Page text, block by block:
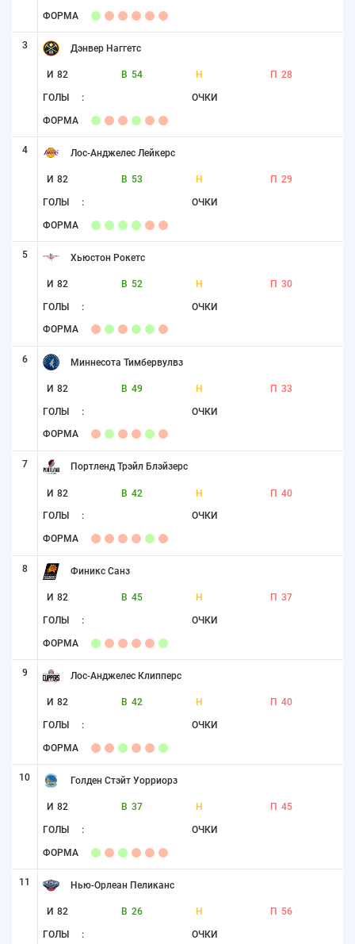
ФОРМА
3 Дэнвер Наггетс
И 82 В 54 Н П 28
ГОЛЫ : ОЧКИ
ФОРМА
4 Лос-Анджелес Лейкерс
И 82 В 53 Н П 29
ГОЛЫ : ОЧКИ
ФОРМА
5 Хьюстон Рокетс
И 82 В 52 Н П 30
ГОЛЫ : ОЧКИ
ФОРМА
6 Миннесота Тимбервулвз
И 82 В 49 Н П 33
ГОЛЫ : ОЧКИ
ФОРМА
7 Портленд Трэйл Блэйзерс
И 82 В 42 Н П 40
ГОЛЫ : ОЧКИ
ФОРМА
8 Финикс Санз
И 82 В 45 Н П 37
ГОЛЫ : ОЧКИ
ФОРМА
9 Лос-Анджелес Клипперс
И 82 В 42 Н П 40
ГОЛЫ : ОЧКИ
ФОРМА
10 Голден Стэйт Уорриорз
И 82 В 37 Н П 45
ГОЛЫ : ОЧКИ
ФОРМА
11 Нью-Орлеан Пеликанс
И 82 В 26 Н П 56
ГОЛЫ : ОЧКИ